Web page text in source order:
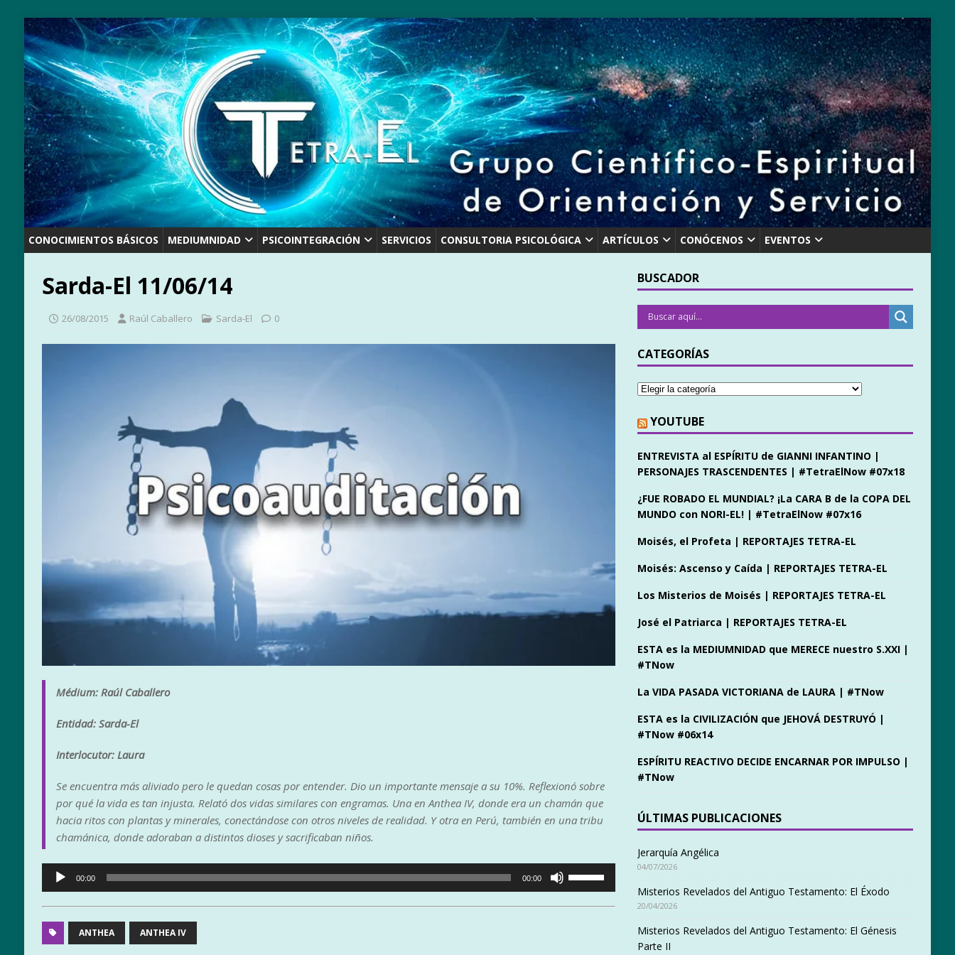
CONOCIMIENTOS BÁSICOS MEDIUMNIDAD PSICOINTEGRACIÓN SERVICIOS CONSULTORIA PSICOLÓGICA ARTÍCULOS CONÓCENOS EVENTOS
Sarda-El 11/06/14
26/08/2015 Raúl Caballero Sarda-El 0
Médium: Raúl Caballero
Entidad: Sarda-El
Interlocutor: Laura
Se encuentra más aliviado pero le quedan cosas por entender. Dio un importante mensaje a su 10%. Reflexionó sobre
por qué la vida es tan injusta. Relató dos vidas similares con engramas. Una en Anthea IV, donde era un chamán que
hacia ritos con plantas y minerales, conectándose con otros niveles de realidad. Y otra en Perú, también en una tribu
chamánica, donde adoraban a distintos dioses y sacrificaban niños.
Reproductor
00:00 00:00
ANTHEA ANTHEA IV
BUSCADOR
CATEGORÍAS
YOUTUBE
ENTREVISTA al ESPÍRITU de GIANNI INFANTINO |
PERSONAJES TRASCENDENTES | #TetraElNow #07x18
¿FUE ROBADO EL MUNDIAL? ¡La CARA B de la COPA DEL
MUNDO con NORI-EL! | #TetraElNow #07x16
Moisés, el Profeta | REPORTAJES TETRA-EL
Moisés: Ascenso y Caída | REPORTAJES TETRA-EL
Los Misterios de Moisés | REPORTAJES TETRA-EL
José el Patriarca | REPORTAJES TETRA-EL
ESTA es la MEDIUMNIDAD que MERECE nuestro S.XXI |
#TNow
La VIDA PASADA VICTORIANA de LAURA | #TNow
ESTA es la CIVILIZACIÓN que JEHOVÁ DESTRUYÓ |
#TNow #06x14
ESPÍRITU REACTIVO DECIDE ENCARNAR POR IMPULSO |
#TNow
ÚLTIMAS PUBLICACIONES
Jerarquía Angélica
04/07/2026
Misterios Revelados del Antiguo Testamento: El Éxodo
20/04/2026
Misterios Revelados del Antiguo Testamento: El Génesis
Parte II